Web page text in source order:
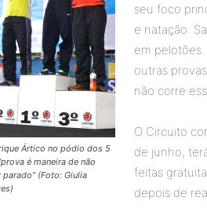
Ártico no pódio dos 5
é maneira de não
parado” (Foto: Giulia
seu foco
e natação.
em pelotões.
outras
não corre
O Circuito
de junho,
feitas
depois de